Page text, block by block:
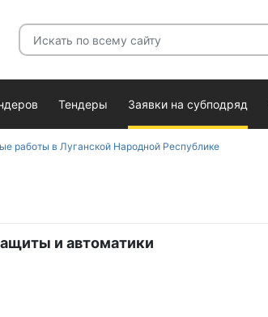
Тендеры Заявки на субподряд
работы в Луганской Народной Республике
и автоматики